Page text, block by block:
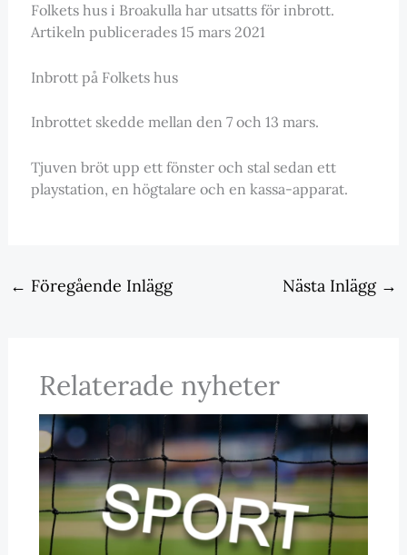
Folkets hus i Broakulla har utsatts för inbrott.
Artikeln publicerades 15 mars 2021
Inbrott på Folkets hus
Inbrottet skedde mellan den 7 och 13 mars.
Tjuven bröt upp ett fönster och stal sedan ett
playstation, en högtalare och en kassa-apparat.
← Föregående Inlägg Nästa Inlägg →
Relaterade nyheter